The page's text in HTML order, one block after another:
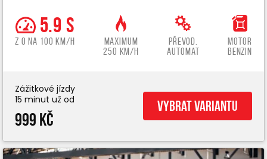
5.9 s
z 0 na 100 km/h
Maximum
250 km/h
Převod.
automat
Motor
benzin
Zážitkové jízdy
15 minut už od
999 Kč
Vybrat variantu